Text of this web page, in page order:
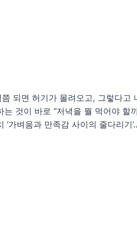
되면 허기가 몰려오고, 그렇다고
것이 바로 “저녁을 뭘 먹어야 할
가벼움과 만족감 사이의 줄다리기